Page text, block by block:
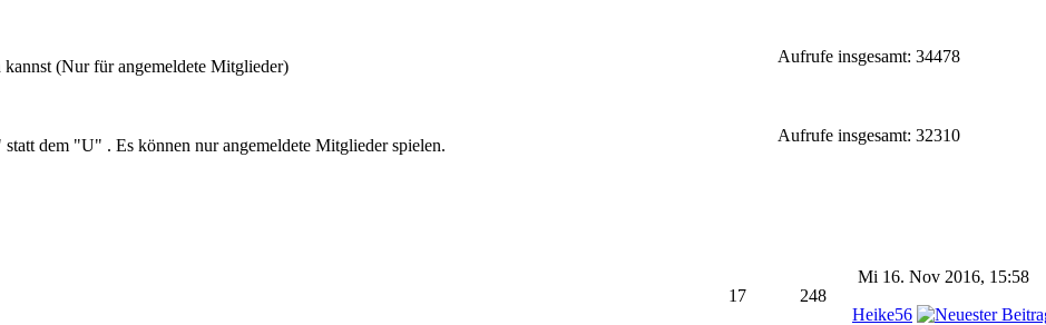
(Nur für angemeldete Mitglieder)
Aufrufe insgesamt: 34478
dem "U" . Es können nur angemeldete Mitglieder spielen.
Aufrufe insgesamt: 32310
17 248
Mi 16. Nov 2016, 15:58
Heike56